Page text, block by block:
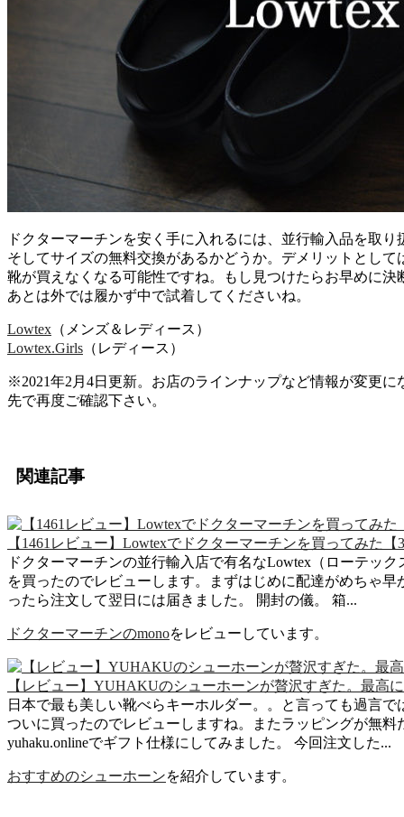
ドクターマーチンを安く手に入れるには、並行輸入品を取
そしてサイズの無料交換があるかどうか。デメリットとし
靴が買えなくなる可能性ですね。もし見つけたらお早めに
あとは外では履かず中で試着してくださいね。
Lowtex （メンズ＆レディース）
Lowtex.Girls （レディース）
※2021年2月4日更新。お店のラインナップなど情報が変更
先で再度ご確認下さい。
関連記事
【1461レビュー】Lowtexでドクターマーチンを買ってみた【
ドクターマーチンの並行輸入店で有名なLowtex（ローテッ
を買ったのでレビューします。まずはじめに配達がめちゃ
ったら注文して翌日には届きました。 開封の儀。 箱...
ドクターマーチンのmonoをレビューしています。
【レビュー】YUHAKUのシューホーンが贅沢すぎた。最高
日本で最も美しい靴べらキーホルダー。。と言っても過言
ついに買ったのでレビューしますね。またラッピングが無料
yuhaku.onlineでギフト仕様にしてみました。 今回注文した...
おすすめのシューホーンを紹介しています。